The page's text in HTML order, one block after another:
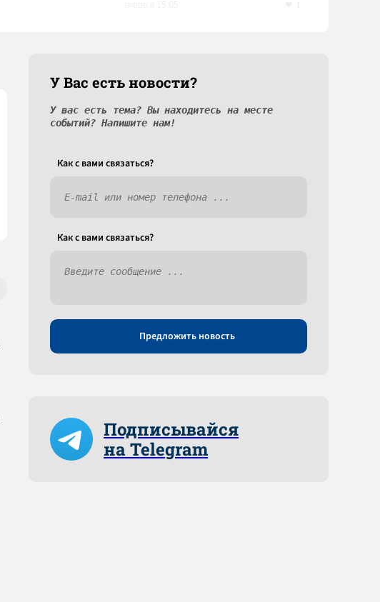
У Вас есть новости?
У вас есть тема? Вы находитесь на месте
событий? Напишите нам!
Как c вами связаться?
Как c вами связаться?
Предложить новость
Подписывайся
на Telegram